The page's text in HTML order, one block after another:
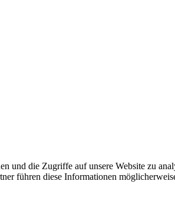
und die Zugriffe auf unsere Website zu
führen diese Informationen